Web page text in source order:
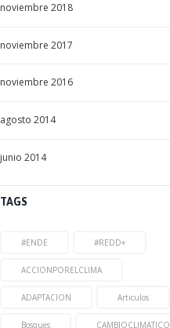
noviembre 2018
noviembre 2017
noviembre 2016
agosto 2014
junio 2014
TAGS
#ENDE #REDD+
ACCIONPORELCLIMA
ADAPTACION Articulos
Bosques CAMBIOCLIMATICO